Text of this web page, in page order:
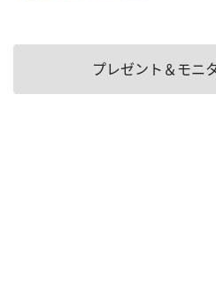
プレゼント＆モニ